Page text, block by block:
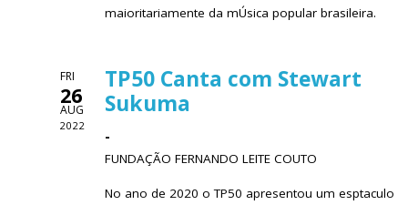
maioritariamente da mÚsica popular brasileira.
FRI
26
AUG
2022
TP50 Canta com Stewart
Sukuma
-
FUNDAÇÃO FERNANDO LEITE COUTO
No ano de 2020 o TP50 apresentou um esptaculo